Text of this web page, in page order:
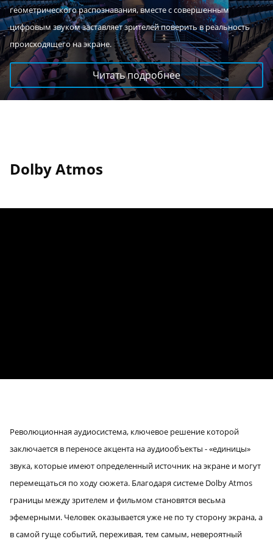
геометрического распознавания, вместе с совершенным
цифровым звуком заставляет зрителей поверить в реальность
происходящего на экране.
Читать подробнее
Dolby Atmos
Революционная аудиосистема, ключевое решение которой
заключается в переносе акцента на аудиообъекты - «единицы»
звука, которые имеют определенный источник на экране и могут
перемещаться по ходу сюжета. Благодаря системе Dolby Atmos
границы между зрителем и фильмом становятся весьма
эфемерными. Человек оказывается уже не по ту сторону экрана, а
в самой гуще событий, переживая, тем самым, невероятный